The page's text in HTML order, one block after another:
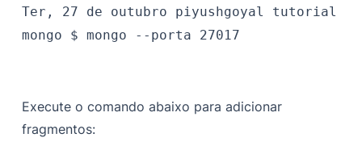
Ter, 27 de outubro piyushgoyal
tutorial
mongo $mongo --porta 27017
Execute o comando abaixo para adicionar
fragmentos: